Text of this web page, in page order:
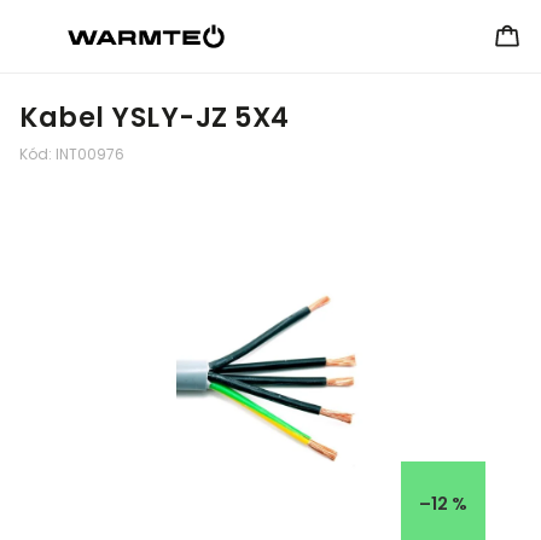
Kabel YSLY-JZ 5X4
Kód: INT00976
–12 %